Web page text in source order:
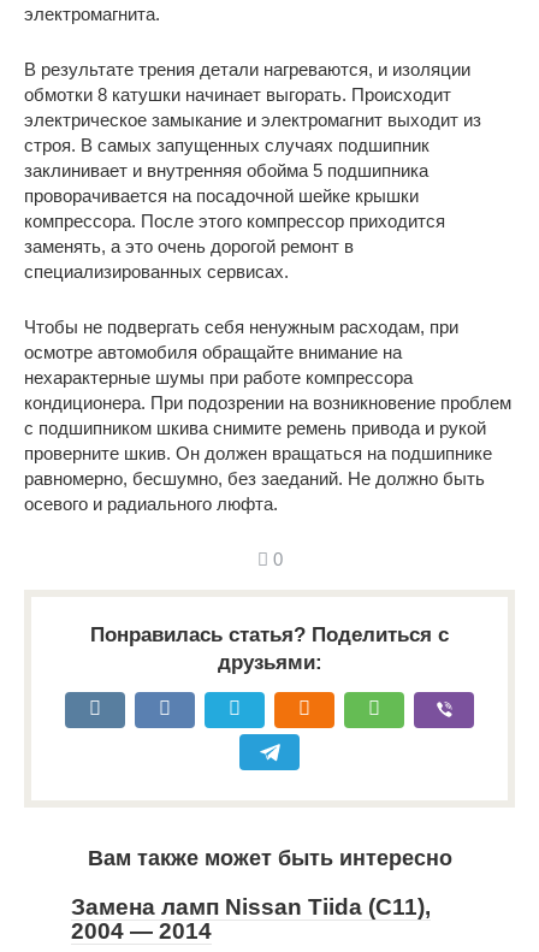
электромагнита.
В результате трения детали нагреваются, и изоляции
обмотки 8 катушки начинает выгорать. Происходит
электрическое замыкание и электромагнит выходит из
строя. В самых запущенных случаях подшипник
заклинивает и внутренняя обойма 5 подшипника
проворачивается на посадочной шейке крышки
компрессора. После этого компрессор приходится
заменять, а это очень дорогой ремонт в
специализированных сервисах.
Чтобы не подвергать себя ненужным расходам, при
осмотре автомобиля обращайте внимание на
нехарактерные шумы при работе компрессора
кондиционера. При подозрении на возникновение проблем
с подшипником шкива снимите ремень привода и рукой
проверните шкив. Он должен вращаться на подшипнике
равномерно, бесшумно, без заеданий. Не должно быть
осевого и радиального люфта.
0
Понравилась статья? Поделиться с
друзьями:
Вам также может быть интересно
Замена ламп Nissan Tiida (C11),
2004 — 2014